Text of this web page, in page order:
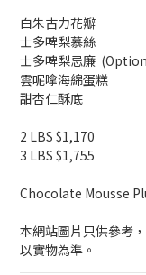
白朱古力花瓣
士多啤梨慕絲
士多啤梨忌廉
雲呢嗱海綿蛋糕
甜杏仁酥底
2 LBS $1,170
3 LBS $1,755
Chocolate Mousse
本網站圖片只供參考
以實物為準。